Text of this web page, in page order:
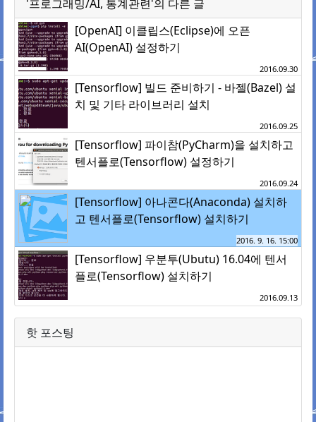
'프로그래밍/AI, 통계관련'의 다른 글
[OpenAI] 이클립스(Eclipse)에 오픈
AI(OpenAI) 설정하기
2016.09.30
[Tensorflow] 빌드 준비하기 - 바젤(Bazel) 설
치 및 기타 라이브러리 설치
2016.09.25
[Tensorflow] 파이참(PyCharm)을 설치하고
텐서플로(Tensorflow) 설정하기
2016.09.24
[Tensorflow] 아나콘다(Anaconda) 설치하
고 텐서플로(Tensorflow) 설치하기
2016. 9. 16. 15:00
[Tensorflow] 우분투(Ubutu) 16.04에 텐서
플로(Tensorflow) 설치하기
2016.09.13
핫 포스팅